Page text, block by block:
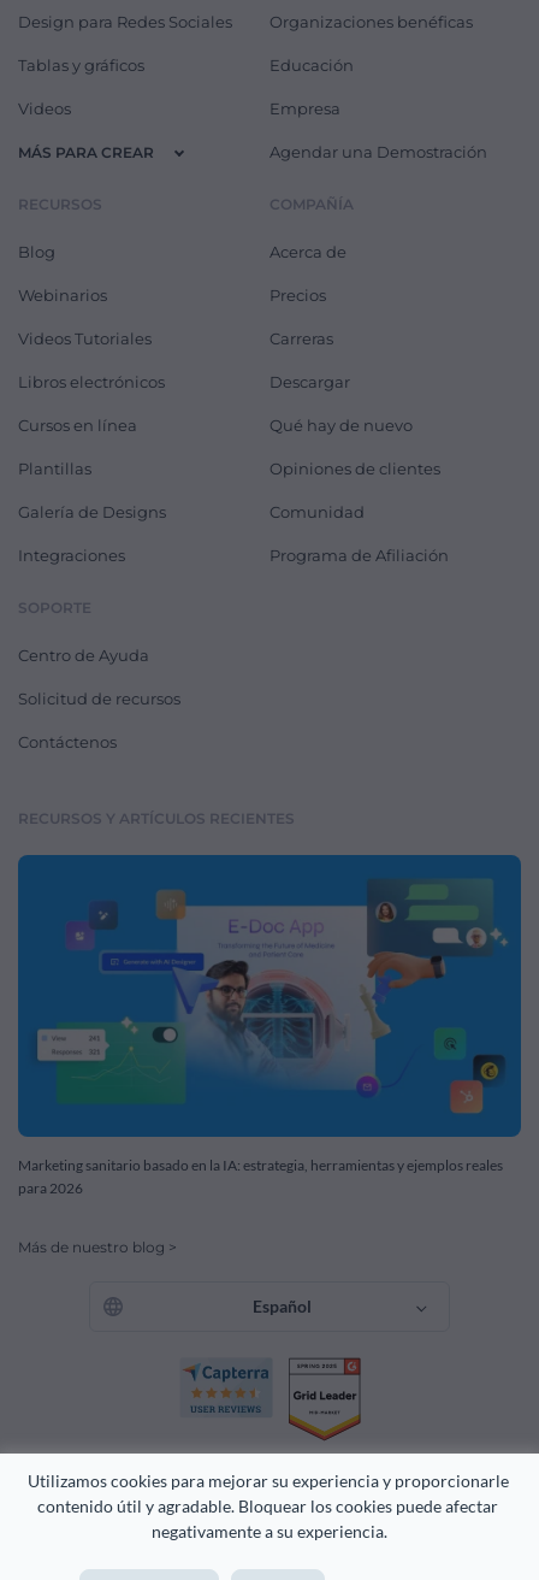
Utilizamos cookies para mejorar su experiencia y proporcionarle
contenido útil y agradable. Bloquear los cookies puede afectar
negativamente a su experiencia.
Design para Redes Sociales
Tablas y gráficos
Videos
MÁS PARA CREAR
Organizaciones benéficas
Educación
Empresa
Agendar una Demostración
RECURSOS
Blog
Webinarios
Videos Tutoriales
Libros electrónicos
Cursos en línea
Plantillas
Galería de Designs
Integraciones
COMPAÑÍA
Acerca de
Precios
Carreras
Descargar
Qué hay de nuevo
Opiniones de clientes
Comunidad
Programa de Afiliación
SOPORTE
Centro de Ayuda
Solicitud de recursos
Contáctenos
RECURSOS Y ARTÍCULOS RECIENTES
Marketing sanitario basado en la IA: estrategia, herramientas y ejemplos reales
para 2026
Más de nuestro blog >
Español
Derechos Reservados 2026 Easy WebContent, LLC. (DBA Visme).